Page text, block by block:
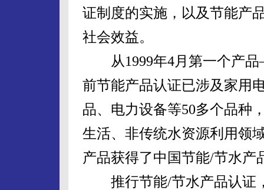
证制度的实施，以及节能产
社会效益。
从1999年4月第一个产品
前节能产品认证已涉及家用
品、电力设备等50多个品种
生活、非传统水资源利用领
产品获得了中国节能/节水产
推行节能/节水产品认证